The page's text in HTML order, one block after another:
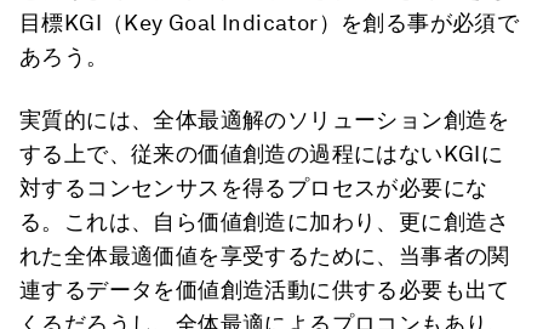
目標KGI（Key Goal Indicator）を創る事が必須で
あろう。
実質的には、全体最適解のソリューション創造を
する上で、従来の価値創造の過程にはないKGIに
対するコンセンサスを得るプロセスが必要にな
る。これは、自ら価値創造に加わり、更に創造さ
れた全体最適価値を享受するために、当事者の関
連するデータを価値創造活動に供する必要も出て
くるだろうし、全体最適によるプロコンもあり、